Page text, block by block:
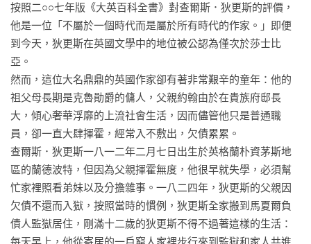
第四十一章 商討
第四十二章 馬格韋契的身世
第四十三章 對峙
第四十四章 告白
第四十五章 文米克的告誡
第四十六章 逃離計畫
第四十七章 康佩生的陰影
第四十八章 馴服的野獸
第四十九章 郝薇香的悔恨
第五十章 往事迷霧
第五十一章 追問
第五十二章 神祕來信
第五十三章 死裡逃生
按照二○○七年版《大英百科全書》對查爾斯．狄更斯的評價，
他是一位「不屬於一個時代而是屬於所有時代的作家。」即便
到今天，狄更斯在英國文學中的地位被公認為僅次於莎士比
亞。
然而，這位大名鼎鼎的英國作家卻有著非常艱辛的童年：他的
祖父母長期是克魯勛爵的傭人，父親約翰由於在貴族府邸長
大，傾心奢華浮靡的上流社會生活，因而儘管他只是普通職
員，卻一直大肆揮霍，經常入不敷出，欠債累累。
查爾斯．狄更斯一八一二年二月七日出生於英格蘭朴資茅斯地
區的蘭德波特，但因為父親揮霍無度，他很早就失學，必須幫
忙家裡照看弟妹以及分擔雜事。一八二四年，狄更斯的父親因
欠債不還而入獄，按照當時的慣例，狄更斯全家搬到馬夏爾負
債人監獄居住，剛滿十二歲的狄更斯不得不過著這樣的生活：
每天早上，他從寄居的一戶窮人家裡步行來到監獄和家人共進